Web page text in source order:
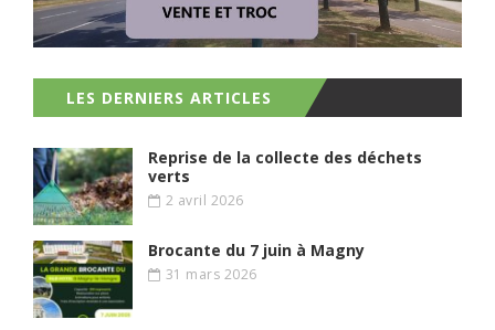
LES DERNIERS ARTICLES
Reprise de la collecte des déchets
verts
2 avril 2026
Brocante du 7 juin à Magny
31 mars 2026